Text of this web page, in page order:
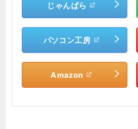
じゃんぱら
パソコン工房
Amazon